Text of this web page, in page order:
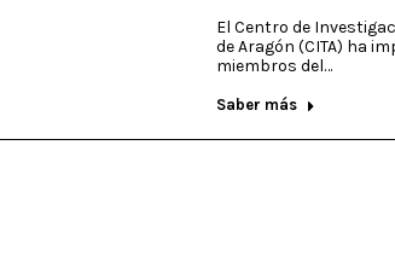
El Centro de
de Aragón (CITA) ha
miembros del…
Saber más